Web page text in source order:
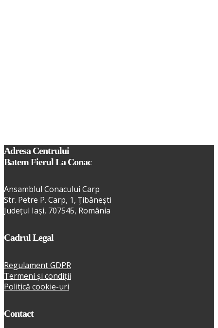
Adresa Centrului
Batem Fierul La Conac
Ansamblul Conacului Carp
Str. Petre P. Carp, 1, Țibănești
Județul Iași, 707545, România
Cadrul Legal
Regulament GDPR
Termeni și condiții
Politică cookie-uri
Contact